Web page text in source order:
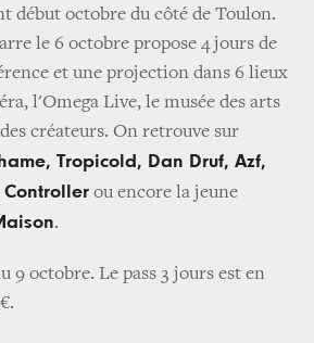
début octobre du côté de Toulon.
le 6 octobre propose 4 jours de
et une projection dans 6 lieux
l'Omega Live, le musée des arts
créateurs. On retrouve sur
Tropicold, Dan Druf, Azf,
Controller ou encore la jeune
.
9 octobre. Le pass 3 jours est en